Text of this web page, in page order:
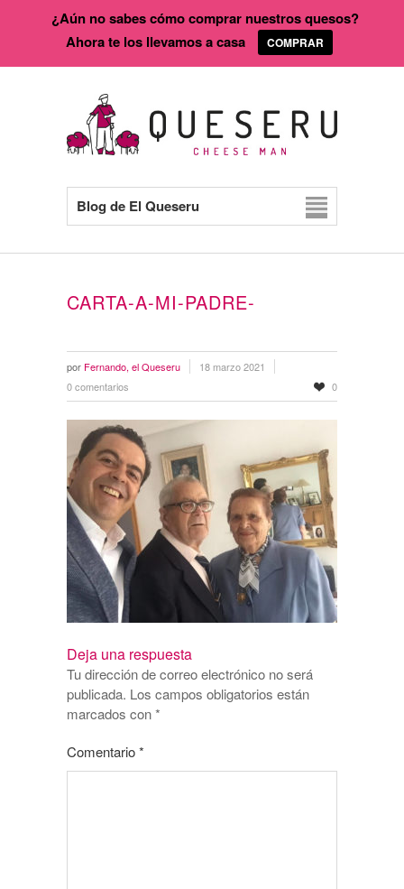
Blog de El Queseru
CARTA-A-MI-PADRE-
por Fernando, el Queseru
18 marzo 2021
0 comentarios
0
Deja una respuesta
Tu dirección de correo electrónico no será
publicada. Los campos obligatorios están
marcados con*
Comentario*
¿Aún no sabes cómo comprar nuestros quesos?
Ahora te los llevamos a casa
COMPRAR